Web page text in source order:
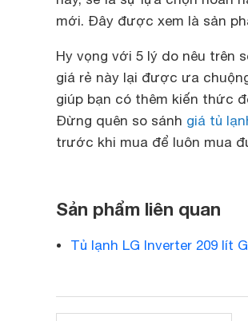
mới. Đây được xem là sản
Hy vọng với 5 lý do nêu trên
giá rẻ này lại được ưa
giúp bạn có thêm kiến ​​thức
Đừng quên so sánh giá tủ
trước khi mua để luôn mua
Sản phẩm liên quan
Tủ lạnh LG Inverter 209 lít